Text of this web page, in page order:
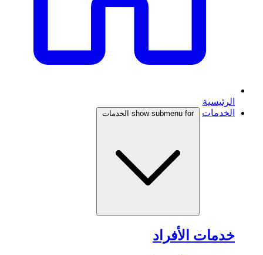
الرئيسية
الخدمات
show submenu for الخدمات
خدمات الأفراد